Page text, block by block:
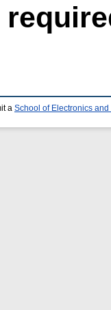
a School of Electronics